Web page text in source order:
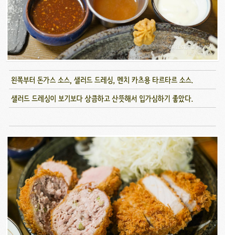
왼쪽부터 돈가스 소스, 샐러드 드레싱, 멘치 카츠용 타르타르 소스.
샐러드 드레싱이 보기보다 상큼하고 산뜻해서 입가심하기 좋았다.